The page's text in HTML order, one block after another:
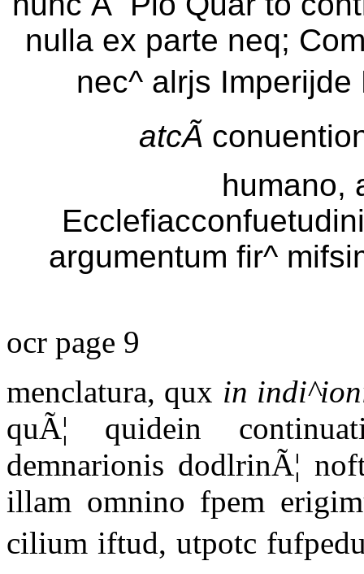
nulla ex parte neq;
nec^ alrjs
atcÃ
humano,
argumentum fir^
ocr page 9
menclatura, qux in
quÃ¦ quidein
demnarionis dodlrinÃ¦
illam omnino fpem
cilium iftud, utpotc